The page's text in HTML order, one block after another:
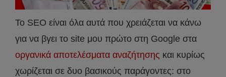
Το SEO είναι όλα αυτά που χρειάζεται να κάνω
για να βγει το site μου πρώτο στη Google στα
οργανικά αποτελέσματα αναζήτησης και κυρίως
χωρίζεται σε δυο βασικούς παράγοντες: στο